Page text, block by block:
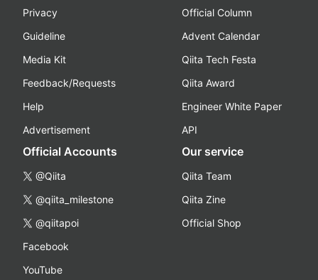
Privacy
Guideline
Media Kit
Feedback/Requests
Help
Advertisement
Official Column
Advent Calendar
Qiita Tech Festa
Qiita Award
Engineer White Paper
API
Official Accounts
@Qiita
@qiita_milestone
@qiitapoi
Facebook
YouTube
Our service
Qiita Team
Qiita Zine
Official Shop